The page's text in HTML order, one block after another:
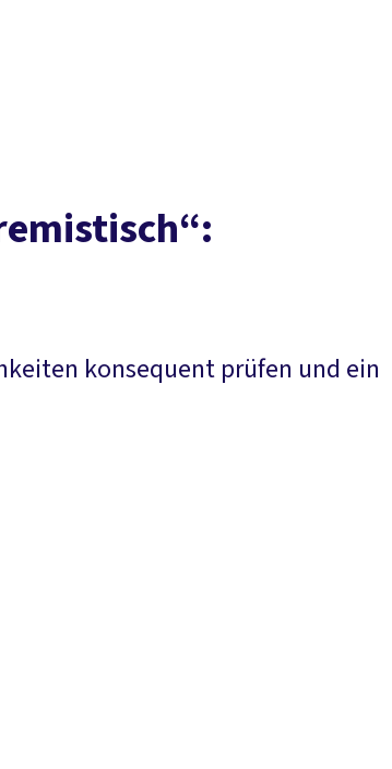
konsequent prüfen und ein